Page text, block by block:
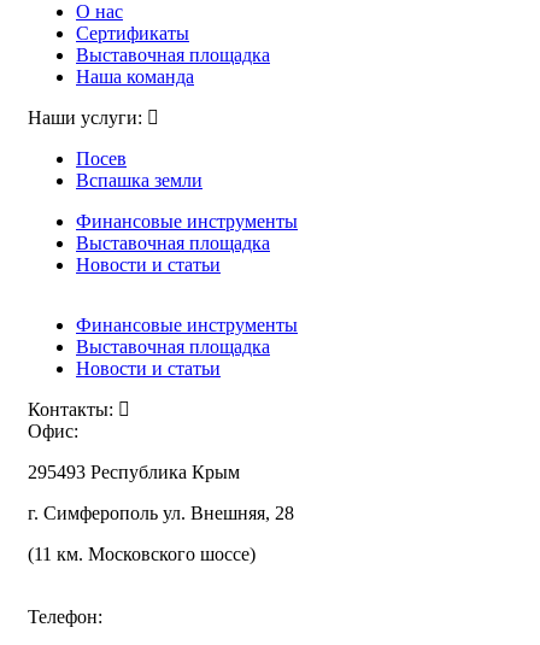
О нас
Сертификаты
Выставочная площадка
Наша команда
Наши услуги:
Посев
Вспашка земли
Финансовые инструменты
Выставочная площадка
Новости и статьи
Финансовые инструменты
Выставочная площадка
Новости и статьи
Контакты:
Офис:
295493 Республика Крым
г. Симферополь ул. Внешняя, 28
(11 км. Московского шоссе)
Телефон: